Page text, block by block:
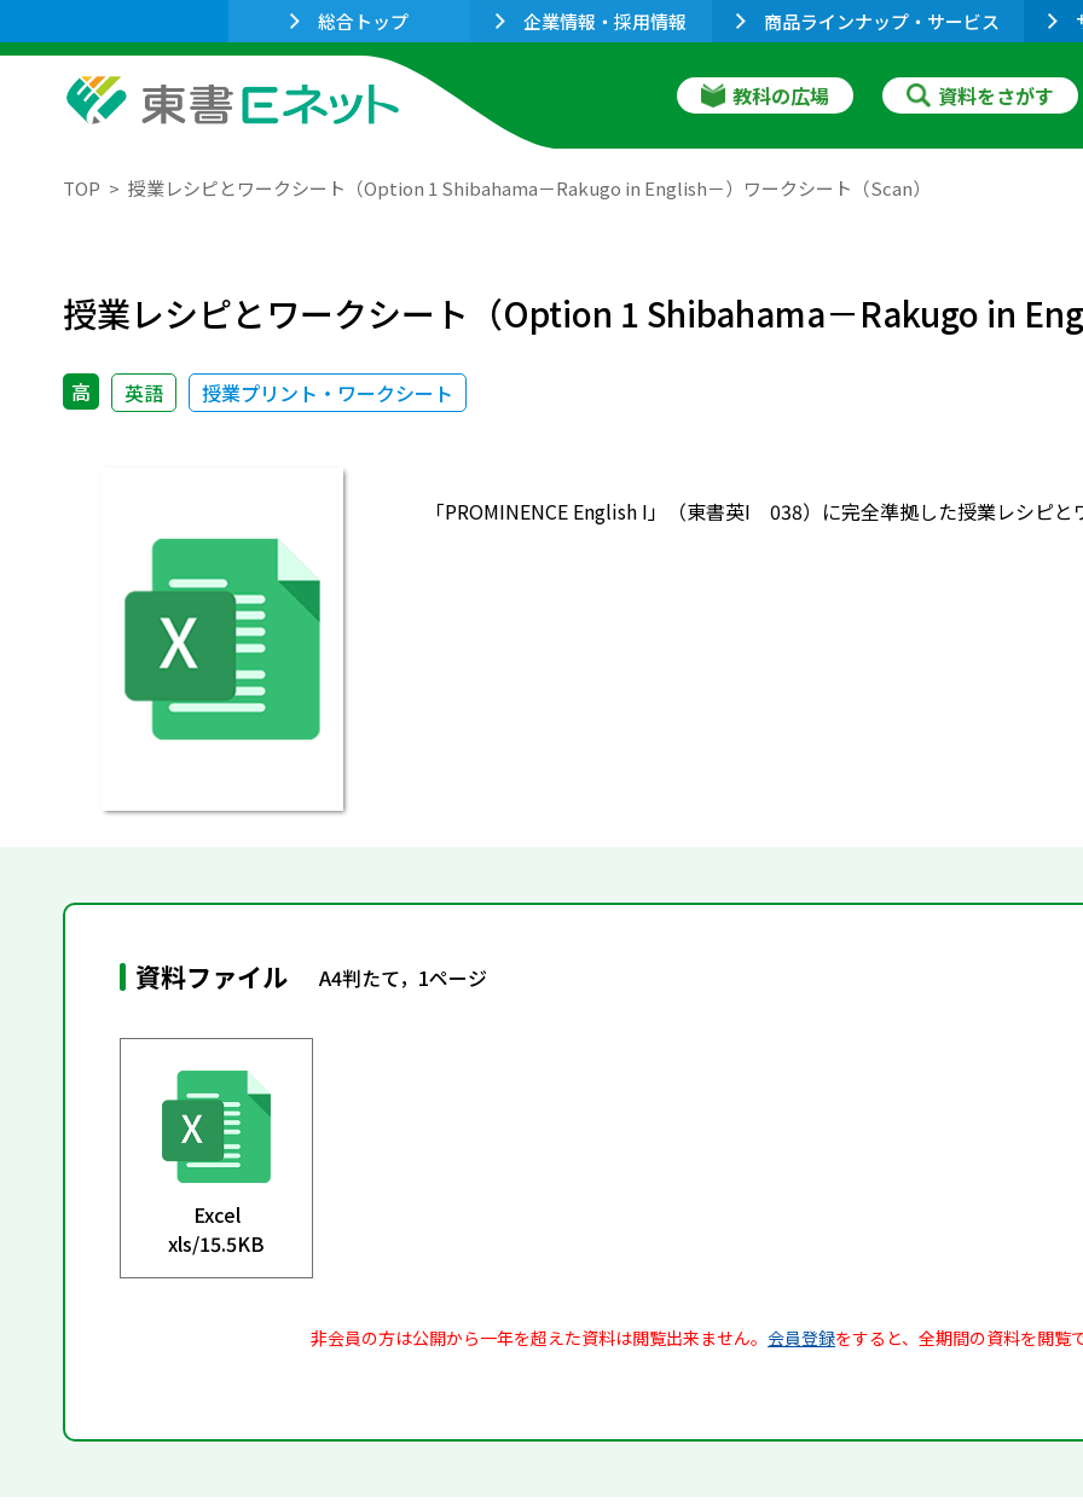
総合トップ 企業情報・採用情報 商品ラインナップ・サービス
教科の広場 資料をさがす
TOP 授業レシピとワークシート（Option 1 Shibahama－Rakugo in English－）ワークシート（Scan）
授業レシピとワークシート（Option 1 Shibahama－Rakugo in
高 英語 授業プリント・ワークシート
「PROMINENCE English I」（東書英I 038）に完全準拠した授業レシピと
資料ファイル A4判たて，1ページ
Excel
xls/15.5KB
非会員の方は公開から一年を超えた資料は閲覧出来ません。 会員登録をすると、全期間の資料を閲覧